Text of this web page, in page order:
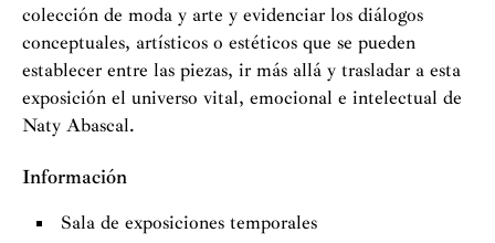
colección de moda y arte y evidenciar los diálogos
conceptuales, artísticos o estéticos que se pueden
establecer entre las piezas, ir más allá y trasladar a esta
exposición el universo vital, emocional e intelectual de
Naty Abascal.
Información
Sala de exposiciones temporales